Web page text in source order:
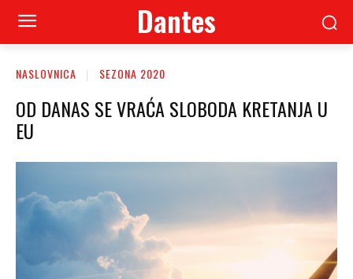
Dantes
NASLOVNICA SEZONA 2020
OD DANAS SE VRAĆA SLOBODA KRETANJA U
EU